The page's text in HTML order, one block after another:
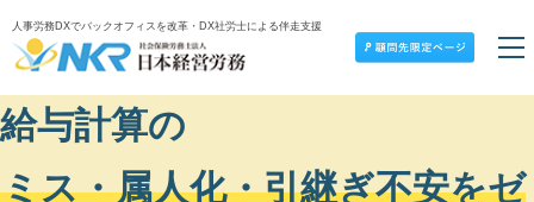
人事労務DXでバックオフィスを改革・DX社労士による伴走支援
給与計算の
ミス・属人化・引継ぎ不安をゼ